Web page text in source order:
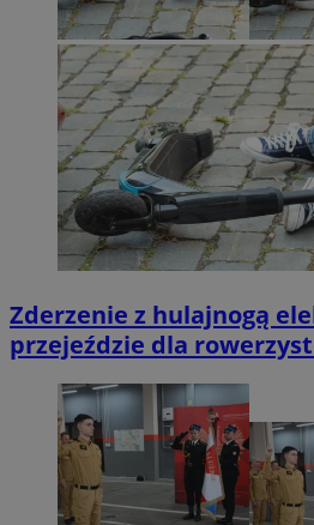
Zderzenie z hulajnogą
przejeździe dla